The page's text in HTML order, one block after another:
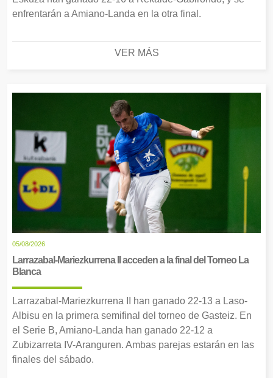
enfrentarán a Amiano-Landa en la otra final.
VER MÁS
05/08/2026
Larrazabal-Mariezkurrena II acceden a la final del Torneo La
Blanca
Larrazabal-Mariezkurrena II han ganado 22-13 a Laso-
Albisu en la primera semifinal del torneo de Gasteiz. En
el Serie B, Amiano-Landa han ganado 22-12 a
Zubizarreta IV-Aranguren. Ambas parejas estarán en las
finales del sábado.